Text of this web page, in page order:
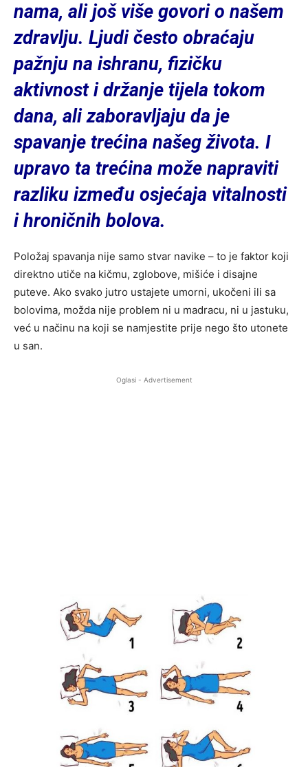
nama, ali još više govori o našem
zdravlju. Ljudi često obraćaju
pažnju na ishranu, fizičku
aktivnost i držanje tijela tokom
dana, ali zaboravljaju da je
spavanje trećina našeg života. I
upravo ta trećina može napraviti
razliku između osjećaja vitalnosti
i hroničnih bolova.
Položaj spavanja nije samo stvar navike – to je faktor koji
direktno utiče na kičmu, zglobove, mišiće i disajne
puteve. Ako svako jutro ustajete umorni, ukočeni ili sa
bolovima, možda nije problem ni u madracu, ni u jastuku,
već u načinu na koji se namjestite prije nego što utonete
u san.
Oglasi - Advertisement